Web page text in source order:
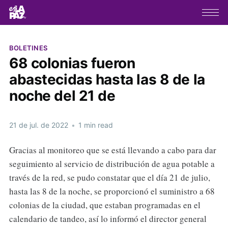
BOLETINES
68 colonias fueron
abastecidas hasta las 8 de la
noche del 21 de
21 de jul. de 2022 • 1 min read
Gracias al monitoreo que se está llevando a cabo para dar
seguimiento al servicio de distribución de agua potable a
través de la red, se pudo constatar que el día 21 de julio,
hasta las 8 de la noche, se proporcionó el suministro a 68
colonias de la ciudad, que estaban programadas en el
calendario de tandeo, así lo informó el director general